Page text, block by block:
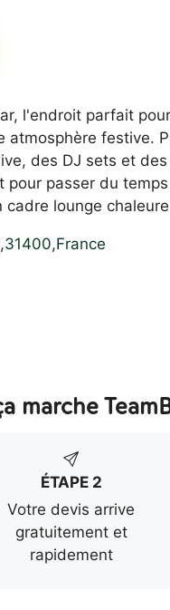
l'endroit parfait
atmosphère festive.
des DJ sets et
passer du
lounge
,31400,France
marche
ÉTAPE 2
Votre devis arrive
gratuitement et
rapidement